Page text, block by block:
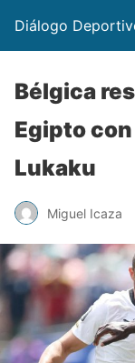
Diálogo
Bélgica
Egipto
Lukaku
Miguel Icaza